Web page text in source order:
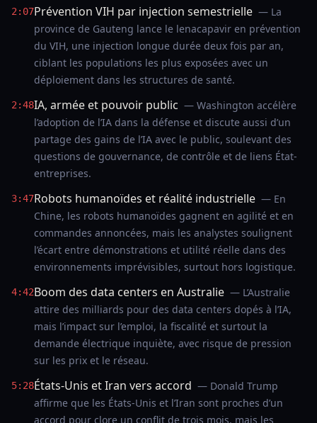
2:07Prévention VIH par injection semestrielle — La
province de Gauteng lance le lenacapavir en prévention
du VIH, une injection longue durée deux fois par an,
ciblant les populations les plus exposées avec un
déploiement dans les structures de santé.
2:48IA, armée et pouvoir public — Washington accélère
l’adoption de l’IA dans la défense et discute aussi d’un
partage des gains de l’IA avec le public, soulevant des
questions de gouvernance, de contrôle et de liens État-
entreprises.
3:47Robots humanoïdes et réalité industrielle — En
Chine, les robots humanoïdes gagnent en agilité et en
commandes annoncées, mais les analystes soulignent
l’écart entre démonstrations et utilité réelle dans des
environnements imprévisibles, surtout hors logistique.
4:42Boom des data centers en Australie — L’Australie
attire des milliards pour des data centers dopés à l’IA,
mais l’impact sur l’emploi, la fiscalité et surtout la
demande électrique inquiète, avec risque de pression
sur les prix et le réseau.
5:28États-Unis et Iran vers accord — Donald Trump
affirme que les États-Unis et l’Iran sont proches d’un
accord pour clore un conflit de trois mois, mais les